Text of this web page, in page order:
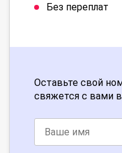
Без переплат
Оставьте свой
свяжется с вами